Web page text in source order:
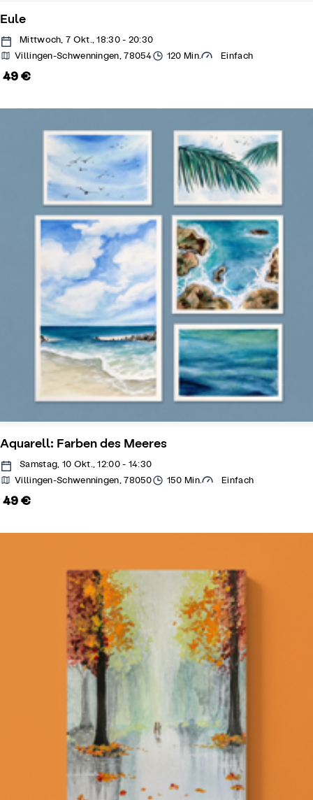
Eule
Mittwoch, 7 Okt., 18:30 - 20:30
Villingen-Schwenningen, 78054
120 Min. Einfach
49 €
Aquarell: Farben des Meeres
Samstag, 10 Okt., 12:00 - 14:30
Villingen-Schwenningen, 78050
150 Min. Einfach
49 €